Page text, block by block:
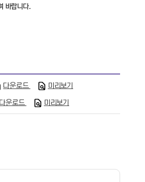
바랍니다.
다운로드 미리보기
다운로드 미리보기